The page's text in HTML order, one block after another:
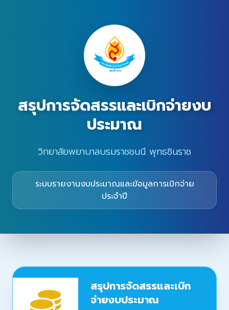
สรุปการจัดสรรและเบิกจ่ายงบ
ประมาณ
วิทยาลัยพยาบาลบรมราชชนนี พุทธชินราช
ระบบรายงานงบประมาณและข้อมูลการเบิกจ่าย
ประจำปี
สรุปการจัดสรรและเบิก
จ่ายงบประมาณ